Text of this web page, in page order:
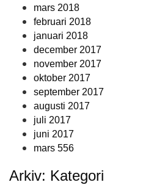
mars 2018
februari 2018
januari 2018
december 2017
november 2017
oktober 2017
september 2017
augusti 2017
juli 2017
juni 2017
mars 556
Arkiv: Kategori